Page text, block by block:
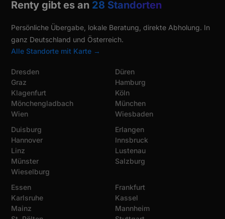
Renty gibt es an 28 Standorten
Persönliche Übergabe, lokale Beratung, direkte Abholung. In
ganz Deutschland und Österreich.
Alle Standorte mit Karte →
Dresden
Graz
Klagenfurt
Mönchengladbach
Wien
Düren
Hamburg
Köln
München
Wiesbaden
Duisburg
Hannover
Linz
Münster
Wieselburg
Erlangen
Innsbruck
Lustenau
Salzburg
Essen
Karlsruhe
Mainz
Frankfurt
Kassel
Mannheim